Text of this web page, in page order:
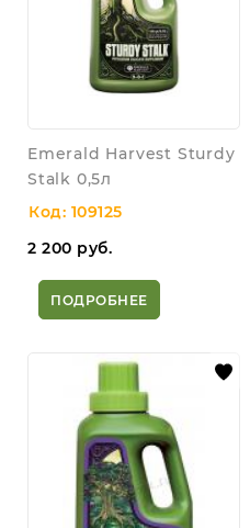
Emerald Harvest Sturdy
Stalk 0,5л
Код: 109125
2 200 руб.
ПОДРОБНЕЕ